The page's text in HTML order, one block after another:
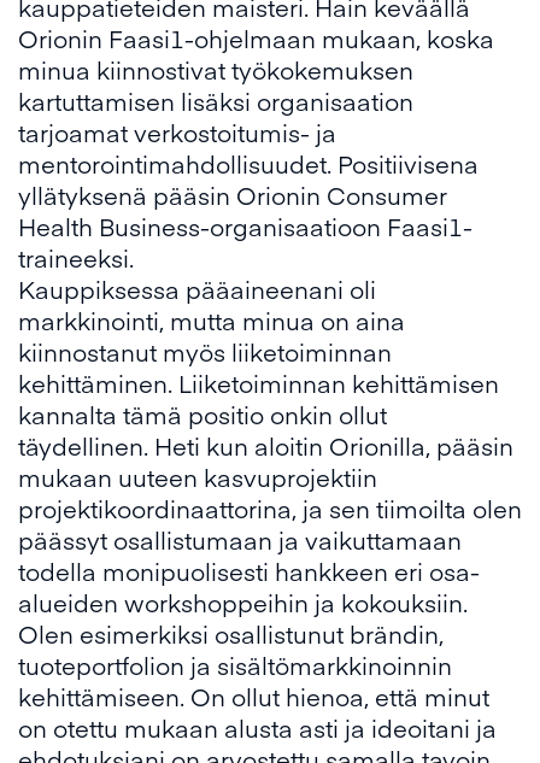
kauppatieteiden maisteri. Hain keväällä
Orionin Faasi1-ohjelmaan mukaan, koska
minua kiinnostivat työkokemuksen
kartuttamisen lisäksi organisaation
tarjoamat verkostoitumis- ja
mentorointimahdollisuudet. Positiivisena
yllätyksenä pääsin Orionin Consumer
Health Business-organisaatioon Faasi1-
traineeksi.
Kauppiksessa pääaineenani oli
markkinointi, mutta minua on aina
kiinnostanut myös liiketoiminnan
kehittäminen. Liiketoiminnan kehittämisen
kannalta tämä positio onkin ollut
täydellinen. Heti kun aloitin Orionilla, pääsin
mukaan uuteen kasvuprojektiin
projektikoordinaattorina, ja sen tiimoilta olen
päässyt osallistumaan ja vaikuttamaan
todella monipuolisesti hankkeen eri osa-
alueiden workshoppeihin ja kokouksiin.
Olen esimerkiksi osallistunut brändin,
tuoteportfolion ja sisältömarkkinoinnin
kehittämiseen. On ollut hienoa, että minut
on otettu mukaan alusta asti ja ideoitani ja